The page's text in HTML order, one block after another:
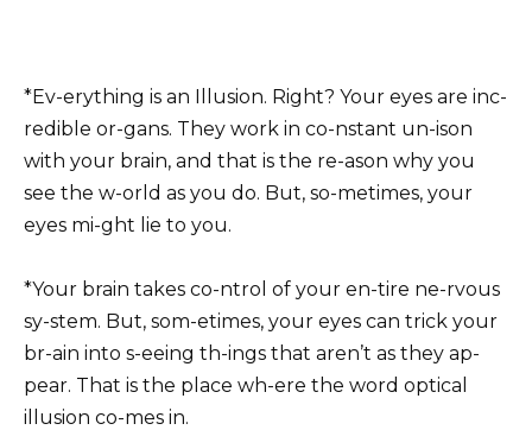
*Ev-erything is an Illusion. Right? Your eyes are inc-
redible or-gans. They work in co-nstant un-ison
with your brain, and that is the re-ason why you
see the w-orld as you do. But, so-metimes, your
eyes mi-ght lie to you.
*Your brain takes co-ntrol of your en-tire ne-rvous
sy-stem. But, som-etimes, your eyes can trick your
br-ain into s-eeing th-ings that aren’t as they ap-
pear. That is the place wh-ere the word optical
illusion co-mes in.